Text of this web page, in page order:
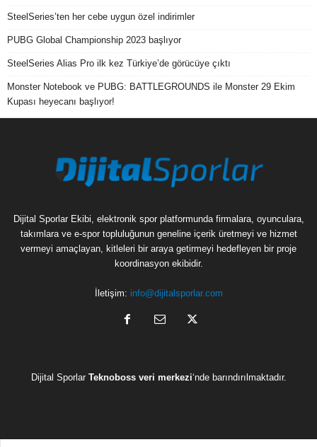
SteelSeries’ten her cebe uygun özel indirimler
PUBG Global Championship 2023 başlıyor
SteelSeries Alias Pro ilk kez Türkiye’de görücüye çıktı
Monster Notebook ve PUBG: BATTLEGROUNDS ile Monster 29 Ekim
Kupası heyecanı başlıyor!
Dijital Sporlar Ekibi, elektronik spor platformunda firmalara, oyunculara,
takımlara ve e-spor topluluğunun geneline içerik üretmeyi ve hizmet
vermeyi amaçlayan, kitleleri bir araya getirmeyi hedefleyen bir proje
koordinasyon ekibidir.
İletişim: info@dijitalsporlar.com
Dijital Sporlar Teknoboss veri merkezi‘nde barındırılmaktadır.